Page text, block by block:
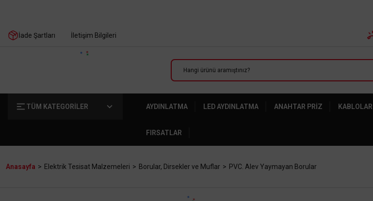
İade Şartları İletişim Bilgileri
TÜM KATEGORİLER AYDINLATMA LED AYDINLATMA ANAHTAR PRIZ KABLOLAR
FIRSATLAR
Anasayfa Elektrik Tesisat Malzemeleri Borular, Dirsekler ve Muflar PVC. Alev Yaymayan Borular